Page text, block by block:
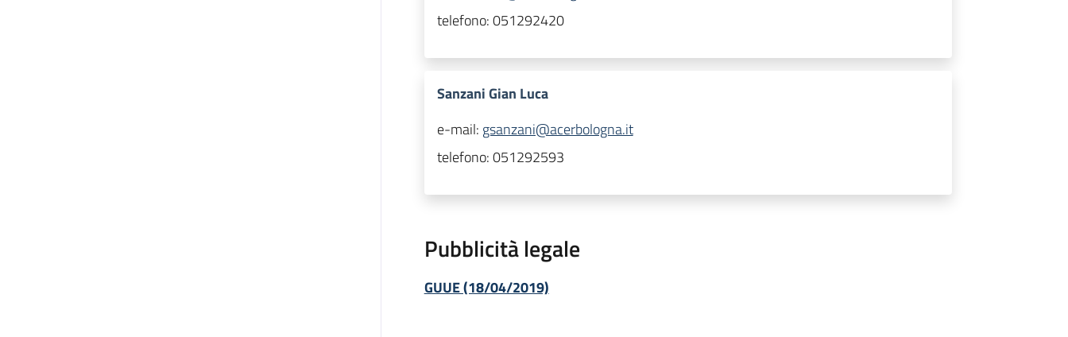
telefono:051292420
Sanzani Gian Luca
e-mail: gsanzani@acerbologna.it
telefono:051292593
Pubblicità legale
GUUE (18/04/2019)